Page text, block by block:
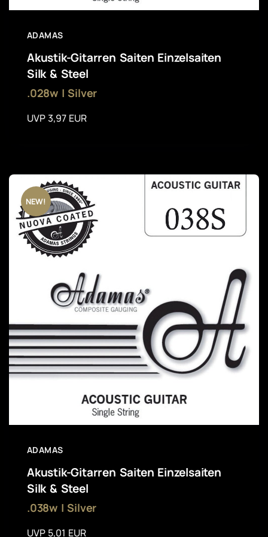
ADAMAS
Akustik-Gitarren Saiten Einzelsaiten
Silk & Steel
.028w | Silver
UVP 3,97 EUR
ADAMAS
Akustik-Gitarren Saiten Einzelsaiten
Silk & Steel
.038w | Silver
UVP 5,01 EUR
NEW!